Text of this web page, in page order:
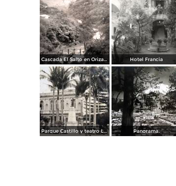
Cascada El Salto en Orizaba, Veracruz por el Fotógrafo Hugo Brehme. Hotel Francia
Parque Castillo y teatro Llave. Panorama.